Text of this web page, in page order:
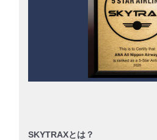
SKYTRAXとは？